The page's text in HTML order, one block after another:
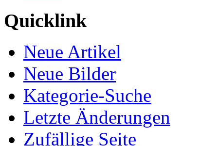
Quicklink
Neue Artikel
Neue Bilder
Kategorie-Suche
Letzte Änderungen
Zufällige Seite